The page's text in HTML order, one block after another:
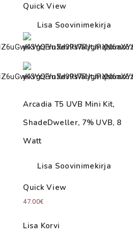
Quick View
Lisa Soovinimekirja
Arcadia T5 UVB Mini Kit,
ShadeDweller, 7% UVB, 8
Watt
Lisa Soovinimekirja
Quick View
47.00€
Lisa Korvi